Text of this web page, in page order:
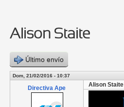
Alison Staite
Último envío
Dom, 21/02/2016 - 10:37
Directiva Ape Alison Staite